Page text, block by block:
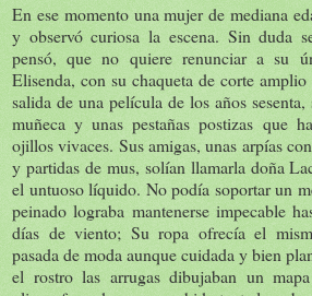
En ese momento una mujer de mediana
y observó curiosa la escena. Sin duda
pensó, que no quiere renunciar a su
Elisenda, con su chaqueta de corte
salida de una película de los años
muñeca y unas pestañas postizas que
ojillos vivaces. Sus amigas, unas arpías
y partidas de mus, solían llamarla doña
el untuoso líquido. No podía soportar un
peinado lograba mantenerse impecable
días de viento; Su ropa ofrecía el
pasada de moda aunque cuidada y bien
el rostro las arrugas dibujaban un